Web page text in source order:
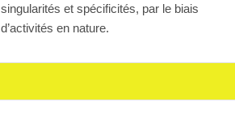
singularités et spécificités, par le biais
d’activités en nature.